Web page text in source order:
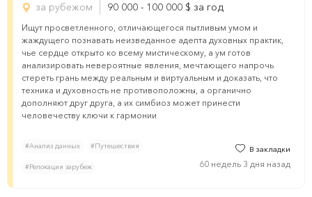
за рубежом
90 000 - 100 000 $ за год
Ищут просветленного, отличающегося пытливым умом и
жаждущего познавать неизведанное адепта духовных практик,
чье сердце открыто ко всему мистическому, а ум готов
анализировать невероятные явления, мечтающего напрочь
стереть грань между реальным и виртуальным и доказать, что
техника и духовность не противоположны, а органично
дополняют друг друга, а их симбиоз может принести
человечеству ключи к гармонии
#Анализ данных #Путешествия
#Релокация зарубеж
В закладки
60 недель 3 дня назад